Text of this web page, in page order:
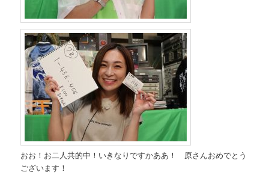
おお！お二人共的中！いきなりですかああ！ 原さんおめでとう
ございます！